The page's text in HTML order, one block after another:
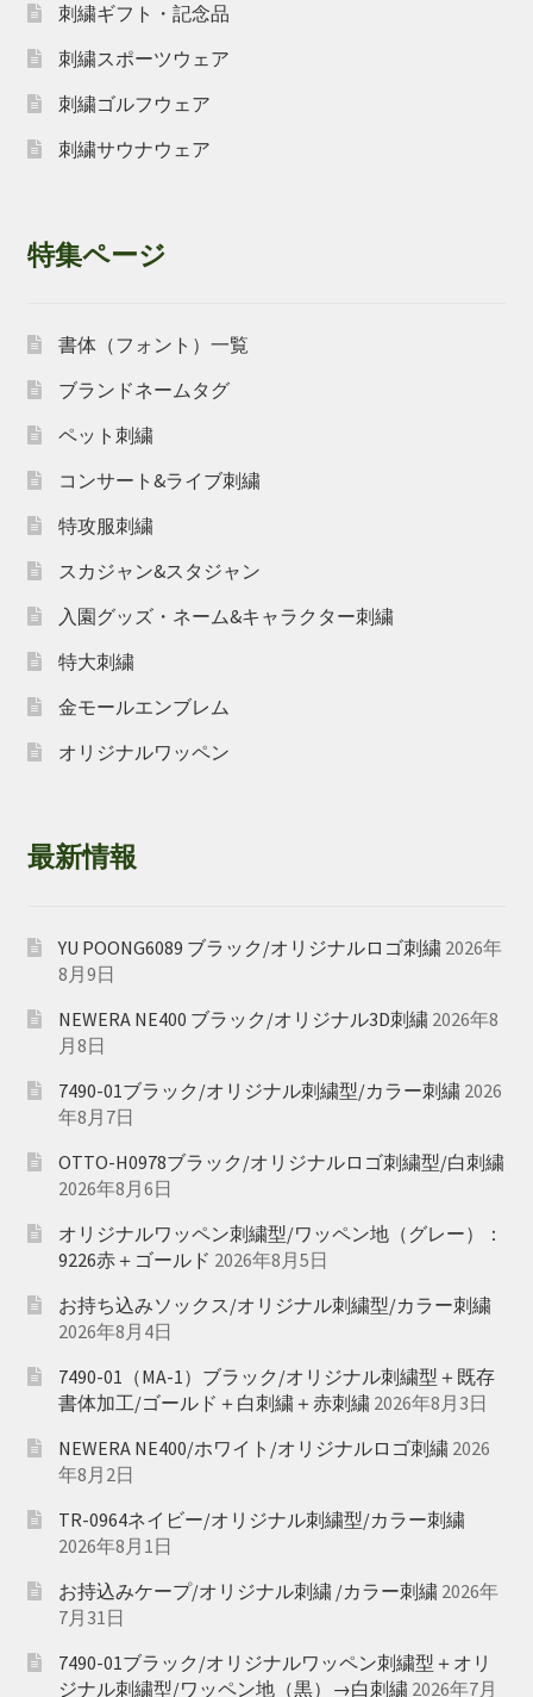
刺繍ギフト・記念品
刺繍スポーツウェア
刺繍ゴルフウェア
刺繍サウナウェア
特集ページ
書体（フォント）一覧
ブランドネームタグ
ペット刺繍
コンサート&ライブ刺繍
特攻服刺繍
スカジャン&スタジャン
入園グッズ・ネーム&キャラクター刺繍
特大刺繍
金モールエンブレム
オリジナルワッペン
最新情報
YU POONG6089 ブラック/オリジナルロゴ刺繍 2026年
8月9日
NEWERA NE400 ブラック/オリジナル3D刺繍 2026年8
月8日
7490-01ブラック/オリジナル刺繍型/カラー刺繍 2026
年8月7日
OTTO-H0978ブラック/オリジナルロゴ刺繍型/白刺繍
2026年8月6日
オリジナルワッペン刺繍型/ワッペン地（グレー）：
9226赤＋ゴールド 2026年8月5日
お持ち込みソックス/オリジナル刺繍型/カラー刺繍
2026年8月4日
7490-01（MA-1）ブラック/オリジナル刺繍型＋既存
書体加工/ゴールド＋白刺繍＋赤刺繍 2026年8月3日
NEWERA NE400/ホワイト/オリジナルロゴ刺繍 2026
年8月2日
TR-0964ネイビー/オリジナル刺繍型/カラー刺繍
2026年8月1日
お持込みケープ/オリジナル刺繍 /カラー刺繍 2026年
7月31日
7490-01ブラック/オリジナルワッペン刺繍型＋オリ
ジナル刺繍型/ワッペン地（黒）→白刺繍 2026年7月